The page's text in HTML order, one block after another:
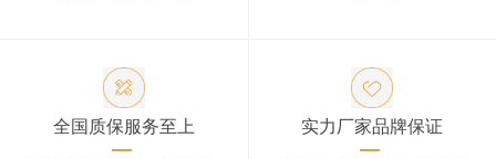
全国质保服务至上 实力厂家品牌保证